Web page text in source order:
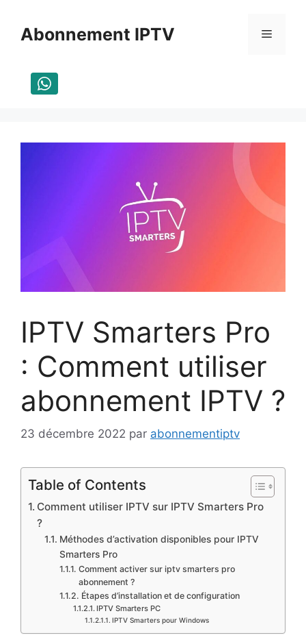
contenuAbonnement IPTV Menu
IPTV Smarters Pro
: Comment utiliser
abonnement IPTV ?
23 décembre 2022 par abonnementiptv
Table of Contents
Comment utiliser IPTV sur IPTV Smarters Pro
?
Méthodes d’activation disponibles pour IPTV
Smarters Pro
Comment activer sur iptv smarters pro
abonnement ?
Étapes d’installation et de configuration
IPTV Smarters PC
IPTV Smarters pour Windows